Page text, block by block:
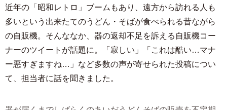
近年の「昭和レトロ」ブームもあり、遠方から訪れる人も
多いという出来たてのうどん・そばが食べられる昔ながら
の自販機。そんななか、器の返却不足を訴える自販機コー
ナーのツイートが話題に。「寂しい」「これは酷い…マナ
ー悪すぎますね…」など多数の声が寄せられた投稿につい
て、担当者に話を聞きました。